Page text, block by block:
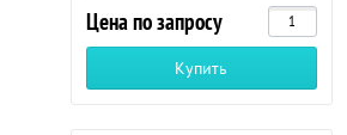
Цена по запросу
Купить